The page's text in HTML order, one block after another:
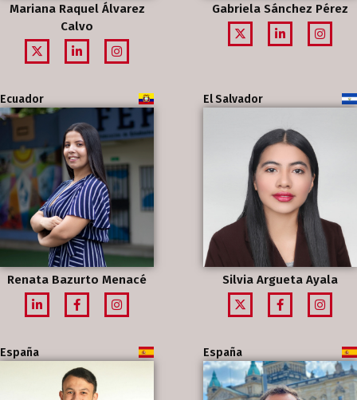
Mariana Raquel Álvarez
Calvo
Gabriela Sánchez Pérez
Ecuador
Renata Bazurto Menacé
El Salvador
Silvia Argueta Ayala
España España